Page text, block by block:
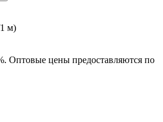
м)
Оптовые цены предоставляются по